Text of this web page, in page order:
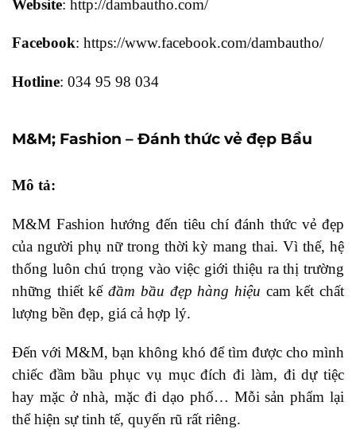
Website: http://dambautho.com/
Facebook: https://www.facebook.com/dambautho/
Hotline: 034 95 98 034
M&M; Fashion – Đánh thức vẻ đẹp Bầu
Mô tả:
M&M Fashion hướng đến tiêu chí đánh thức vẻ đẹp
của người phụ nữ trong thời kỳ mang thai. Vì thế, hệ
thống luôn chú trọng vào việc giới thiệu ra thị trường
những thiết kếđầm bầu đẹp hàng hiệu cam kết chất
lượng bền đẹp, giá cả hợp lý.
Đến với M&M, bạn không khó để tìm được cho mình
chiếc đầm bầu phục vụ mục đích đi làm, đi dự tiệc
hay mặc ở nhà, mặc đi dạo phố… Mỗi sản phẩm lại
thể hiện sự tinh tế, quyến rũ rất riêng.